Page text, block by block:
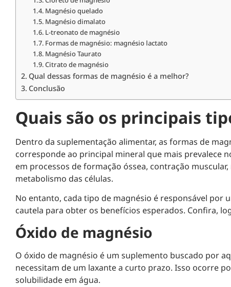
Magnésio quelado
Magnésio dimalato
L-treonato de magnésio
Formas de magnésio: magnésio lactato
Magnésio Taurato
Citrato de magnésio
Qual dessas formas de magnésio é a melhor?
Conclusão
Quais são os principais
Dentro da suplementação alimentar, as formas de
corresponde ao principal mineral que mais prevalece
em processos de formação óssea, contração
metabolismo das células.
No entanto, cada tipo de magnésio é responsável por
cautela para obter os benefícios esperados. Confira,
Óxido de magnésio
O óxido de magnésio é um suplemento buscado por
necessitam de um laxante a curto prazo. Isso ocorre
solubilidade em água.